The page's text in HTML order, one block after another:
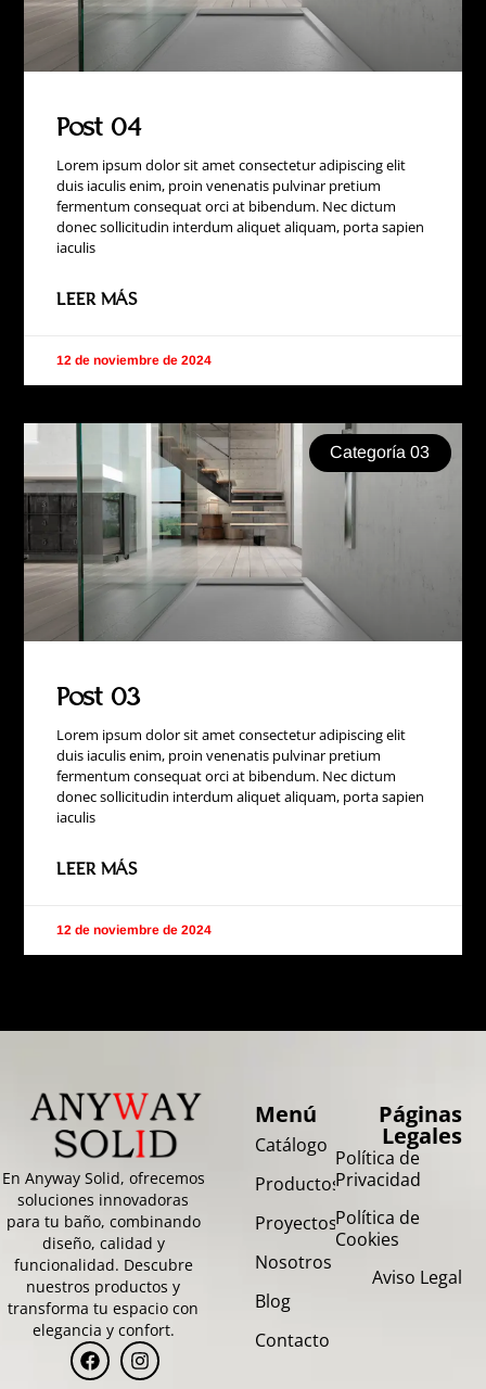
Post 04
Lorem ipsum dolor sit amet consectetur adipiscing elit
duis iaculis enim, proin venenatis pulvinar pretium
fermentum consequat orci at bibendum. Nec dictum
donec sollicitudin interdum aliquet aliquam, porta sapien
iaculis
LEER MÁS
12 de noviembre de 2024
Categoría 03
Post 03
Lorem ipsum dolor sit amet consectetur adipiscing elit
duis iaculis enim, proin venenatis pulvinar pretium
fermentum consequat orci at bibendum. Nec dictum
donec sollicitudin interdum aliquet aliquam, porta sapien
iaculis
LEER MÁS
12 de noviembre de 2024
En Anyway Solid, ofrecemos
soluciones innovadoras
para tu baño, combinando
diseño, calidad y
funcionalidad. Descubre
nuestros productos y
transforma tu espacio con
elegancia y confort.
Menú
Catálogo
Productos
Proyectos
Nosotros
Blog
Contacto
Páginas
Legales
Política de
Privacidad
Política de
Cookies
Aviso Legal